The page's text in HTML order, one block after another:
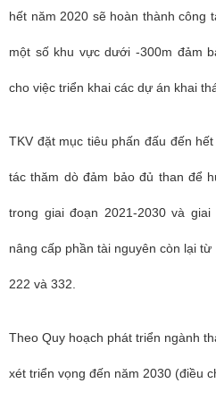
hết năm 2020 sẽ hoàn thành công
một số khu vực dưới -300m đảm
cho việc triển khai các dự án khai
TKV đặt mục tiêu phấn đấu đến
tác thăm dò đảm bảo đủ than để
trong giai đoạn 2021-2030 và
nâng cấp phần tài nguyên còn lại
222 và 332.
Theo Quy hoạch phát triển ngành
xét triển vọng đến năm 2030 (điều